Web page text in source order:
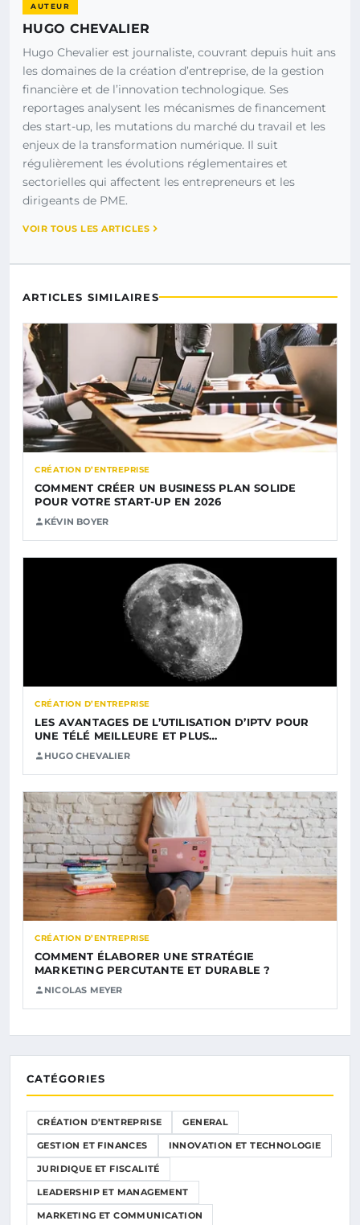
AUTEUR
HUGO CHEVALIER
Hugo Chevalier est journaliste, couvrant depuis huit ans
les domaines de la création d’entreprise, de la gestion
financière et de l’innovation technologique. Ses
reportages analysent les mécanismes de financement
des start-up, les mutations du marché du travail et les
enjeux de la transformation numérique. Il suit
régulièrement les évolutions réglementaires et
sectorielles qui affectent les entrepreneurs et les
dirigeants de PME.
VOIR TOUS LES ARTICLES
ARTICLES SIMILAIRES
CRÉATION D’ENTREPRISE
COMMENT CRÉER UN BUSINESS PLAN SOLIDE
POUR VOTRE START-UP EN 2026
KÉVIN BOYER
CRÉATION D’ENTREPRISE
LES AVANTAGES DE L’UTILISATION D’IPTV POUR
UNE TÉLÉ MEILLEURE ET PLUS…
HUGO CHEVALIER
CRÉATION D’ENTREPRISE
COMMENT ÉLABORER UNE STRATÉGIE
MARKETING PERCUTANTE ET DURABLE ?
NICOLAS MEYER
CATÉGORIES
CRÉATION D’ENTREPRISE GENERAL
GESTION ET FINANCES INNOVATION ET TECHNOLOGIE
JURIDIQUE ET FISCALITÉ
LEADERSHIP ET MANAGEMENT
MARKETING ET COMMUNICATION